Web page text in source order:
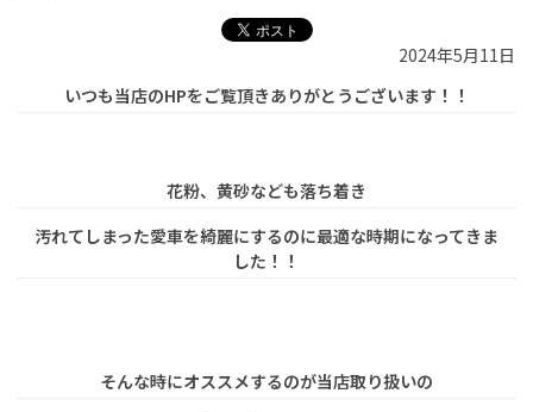
2024年5月11日
いつも当店のHPをご覧頂きありがとうございます！！
花粉、黄砂なども落ち着き
汚れてしまった愛車を綺麗にするのに最適な時期になってきま
した！！
そんな時にオススメするのが当店取り扱いの